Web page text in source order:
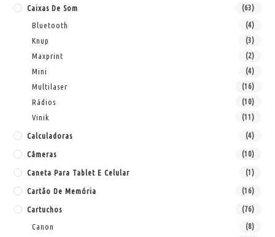
Caixas De Som (63)
Bluetooth (4)
Knup (3)
Maxprint (2)
Mini (4)
Multilaser (16)
Rádios (10)
Vinik (11)
Calculadoras (4)
Câmeras (10)
Caneta Para Tablet E Celular (1)
Cartão De Memória (16)
Cartuchos (76)
Canon (8)